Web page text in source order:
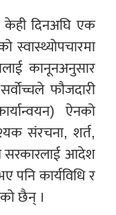
केही दिनअघि एक
स्वास्थ्योपचारमा
कानूनअनुसार
फौजदारी
ऐनको
संरचना, शर्त,
सरकारलाई आदेश
कार्यविधि र
छैन् ।